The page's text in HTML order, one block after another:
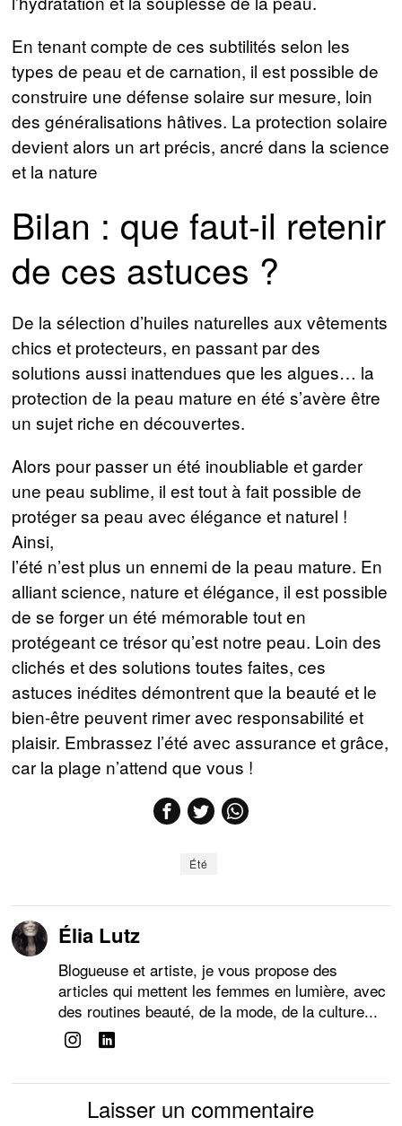
En tenant compte de ces subtilités selon les
types de peau et de carnation, il est possible de
construire une défense solaire sur mesure, loin
des généralisations hâtives. La protection solaire
devient alors un art précis, ancré dans la science
et la nature
Bilan : que faut-il retenir
de ces astuces ?
De la sélection d’huiles naturelles aux vêtements
chics et protecteurs, en passant par des
solutions aussi inattendues que les algues… la
protection de la peau mature en été s’avère être
un sujet riche en découvertes.
Alors pour passer un été inoubliable et garder
une peau sublime, il est tout à fait possible de
protéger sa peau avec élégance et naturel !
Ainsi,
l’été n’est plus un ennemi de la peau mature. En
alliant science, nature et élégance, il est possible
de se forger un été mémorable tout en
protégeant ce trésor qu’est notre peau. Loin des
clichés et des solutions toutes faites, ces
astuces inédites démontrent que la beauté et le
bien-être peuvent rimer avec responsabilité et
plaisir. Embrassez l’été avec assurance et grâce,
car la plage n’attend que vous !
Été
Élia Lutz
Blogueuse et artiste, je vous propose des
articles qui mettent les femmes en lumière, avec
des routines beauté, de la mode, de la culture...
Laisser un commentaire